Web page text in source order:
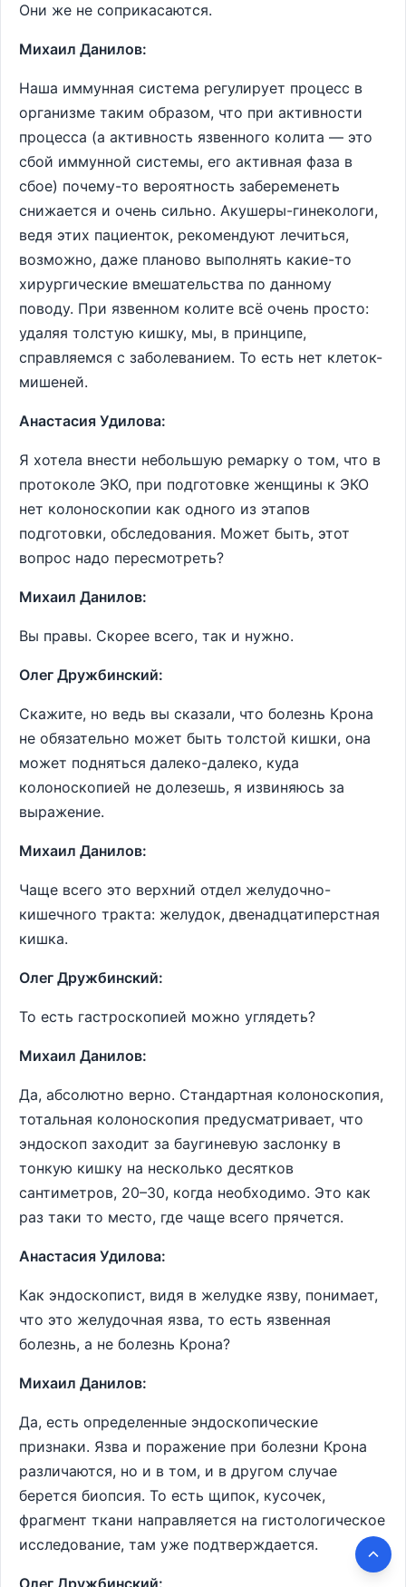
Они же не соприкасаются.
Михаил Данилов:
Наша иммунная система регулирует процесс в
организме таким образом, что при активности
процесса (а активность язвенного колита — это
сбой иммунной системы, его активная фаза в
сбое) почему-то вероятность забеременеть
снижается и очень сильно. Акушеры-гинекологи,
ведя этих пациенток, рекомендуют лечиться,
возможно, даже планово выполнять какие-то
хирургические вмешательства по данному
поводу. При язвенном колите всё очень просто:
удаляя толстую кишку, мы, в принципе,
справляемся с заболеванием. То есть нет клеток-
мишеней.
Анастасия Удилова:
Я хотела внести небольшую ремарку о том, что в
протоколе ЭКО, при подготовке женщины к ЭКО
нет колоноскопии как одного из этапов
подготовки, обследования. Может быть, этот
вопрос надо пересмотреть?
Михаил Данилов:
Вы правы. Скорее всего, так и нужно.
Олег Дружбинский:
Скажите, но ведь вы сказали, что болезнь Крона
не обязательно может быть толстой кишки, она
может подняться далеко-далеко, куда
колоноскопией не долезешь, я извиняюсь за
выражение.
Михаил Данилов:
Чаще всего это верхний отдел желудочно-
кишечного тракта: желудок, двенадцатиперстная
кишка.
Олег Дружбинский:
То есть гастроскопией можно углядеть?
Михаил Данилов:
Да, абсолютно верно. Стандартная колоноскопия,
тотальная колоноскопия предусматривает, что
эндоскоп заходит за баугиневую заслонку в
тонкую кишку на несколько десятков
сантиметров, 20–30, когда необходимо. Это как
раз таки то место, где чаще всего прячется.
Анастасия Удилова:
Как эндоскопист, видя в желудке язву, понимает,
что это желудочная язва, то есть язвенная
болезнь, а не болезнь Крона?
Михаил Данилов:
Да, есть определенные эндоскопические
признаки. Язва и поражение при болезни Крона
различаются, но и в том, и в другом случае
берется биопсия. То есть щипок, кусочек,
фрагмент ткани направляется на гистологическое
исследование, там уже подтверждается.
Олег Дружбинский: